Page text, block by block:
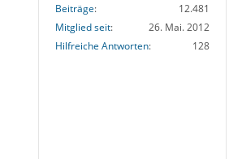
Beiträge
12.481
Mitglied seit
26. Mai. 2012
Hilfreiche Antworten
128